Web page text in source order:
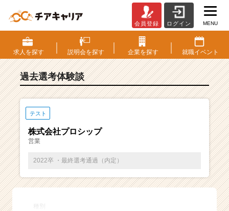
S・
選
考
験
ベ
チ
ー・
成
会員登録 ログイン MENU
求人を探す 説明会を探す 企業を探す 就職イベント
過去選考体験談
テスト
株式会社プロシップ
営業
2022卒 ・最終選考通過（内定）